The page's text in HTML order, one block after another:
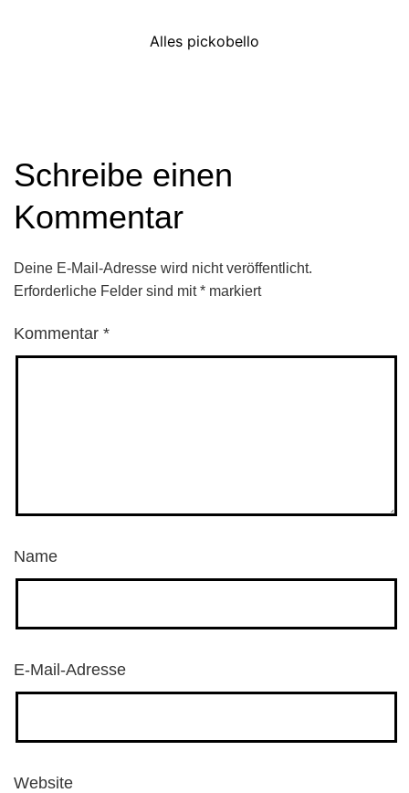
Alles pickobello
Schreibe einen
Kommentar
Deine E-Mail-Adresse wird nicht veröffentlicht.
Erforderliche Felder sind mit* markiert
Kommentar *
Name
E-Mail-Adresse
Website